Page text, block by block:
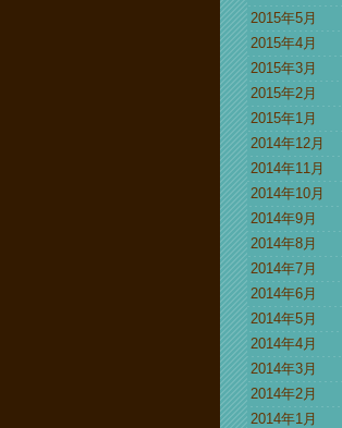
2015年5月
2015年4月
2015年3月
2015年2月
2015年1月
2014年12月
2014年11月
2014年10月
2014年9月
2014年8月
2014年7月
2014年6月
2014年5月
2014年4月
2014年3月
2014年2月
2014年1月